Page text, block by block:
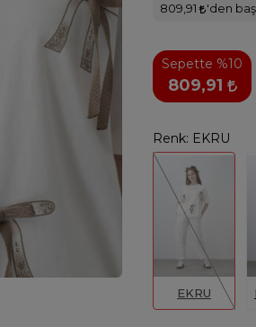
809,91 'den
Sepette %10
809,91
Renk: EKRU
EKRU